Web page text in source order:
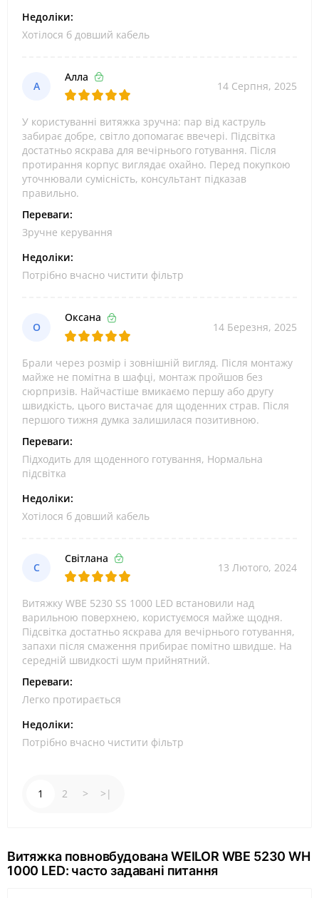
Недоліки:
Хотілося б довший кабель
А
Алла
14 Серпня, 2025
У користуванні витяжка зручна: пар від каструль
забирає добре, світло допомагає ввечері. Підсвітка
достатньо яскрава для вечірнього готування. Після
протирання корпус виглядає охайно. Перед покупкою
уточнювали сумісність, консультант підказав
правильно.
Переваги:
Зручне керування
Недоліки:
Потрібно вчасно чистити фільтр
О
Оксана
14 Березня, 2025
Брали через розмір і зовнішній вигляд. Після монтажу
майже не помітна в шафці, монтаж пройшов без
сюрпризів. Найчастіше вмикаємо першу або другу
швидкість, цього вистачає для щоденних страв. Після
першого тижня думка залишилася позитивною.
Переваги:
Підходить для щоденного готування, Нормальна
підсвітка
Недоліки:
Хотілося б довший кабель
С
Світлана
13 Лютого, 2024
Витяжку WBE 5230 SS 1000 LED встановили над
варильною поверхнею, користуємося майже щодня.
Підсвітка достатньо яскрава для вечірнього готування,
запахи після смаження прибирає помітно швидше. На
середній швидкості шум прийнятний.
Переваги:
Легко протирається
Недоліки:
Потрібно вчасно чистити фільтр
1 2 > >|
Витяжка повновбудована WEILOR WBE 5230 WH
1000 LED: часто задавані питання